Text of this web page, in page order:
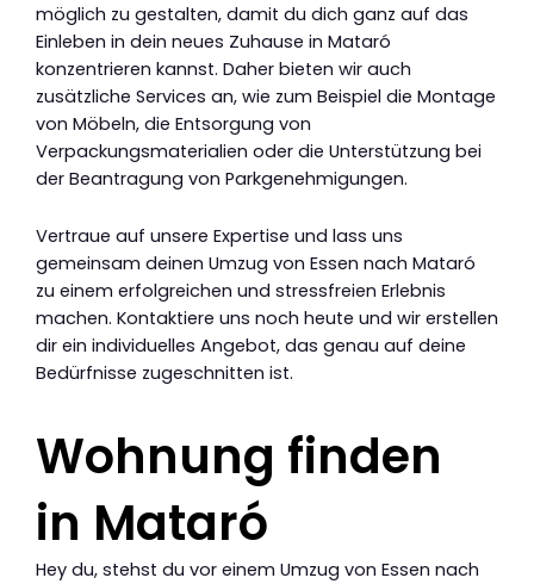
möglich zu gestalten, damit du dich ganz auf das
Einleben in dein neues Zuhause in Mataró
konzentrieren kannst. Daher bieten wir auch
zusätzliche Services an, wie zum Beispiel die Montage
von Möbeln, die Entsorgung von
Verpackungsmaterialien oder die Unterstützung bei
der Beantragung von Parkgenehmigungen.
Vertraue auf unsere Expertise und lass uns
gemeinsam deinen Umzug von Essen nach Mataró
zu einem erfolgreichen und stressfreien Erlebnis
machen. Kontaktiere uns noch heute und wir erstellen
dir ein individuelles Angebot, das genau auf deine
Bedürfnisse zugeschnitten ist.
Wohnung finden
in Mataró
Hey du, stehst du vor einem Umzug von Essen nach